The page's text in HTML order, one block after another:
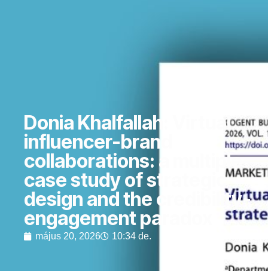
Donia Khalfallah: Virtual
influencer-brand
collaborations: a multiple-
case study of strategic
design and the credibility-
engagement paradox
május 20, 2026 10:34 de.